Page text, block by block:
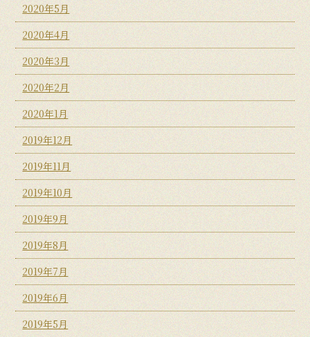
2020年5月
2020年4月
2020年3月
2020年2月
2020年1月
2019年12月
2019年11月
2019年10月
2019年9月
2019年8月
2019年7月
2019年6月
2019年5月